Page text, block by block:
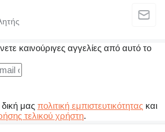
καινούριγες αγγελίες από αυτό το
μας πολιτική εμπιστευτικότητας και
τελικού χρήστη.